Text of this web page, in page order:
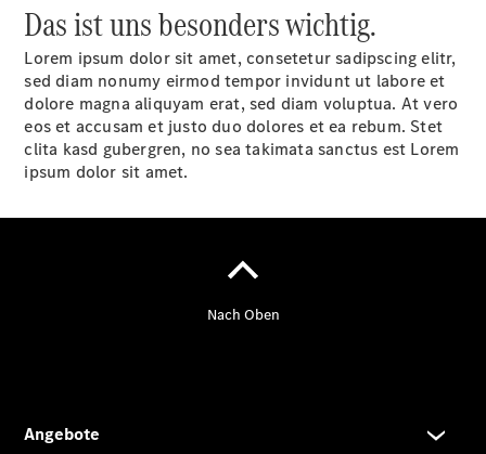
Unfallhilfe
Reparatur
&
Werkstatt
Unfallreparaturen
Das ist uns besonders wichtig.
Lorem ipsum dolor sit amet, consetetur sadipscing elitr,
sed diam nonumy eirmod tempor invidunt ut labore et
dolore magna aliquyam erat, sed diam voluptua. At vero
eos et accusam et justo duo dolores et ea rebum. Stet
clita kasd gubergren, no sea takimata sanctus est Lorem
ipsum dolor sit amet.